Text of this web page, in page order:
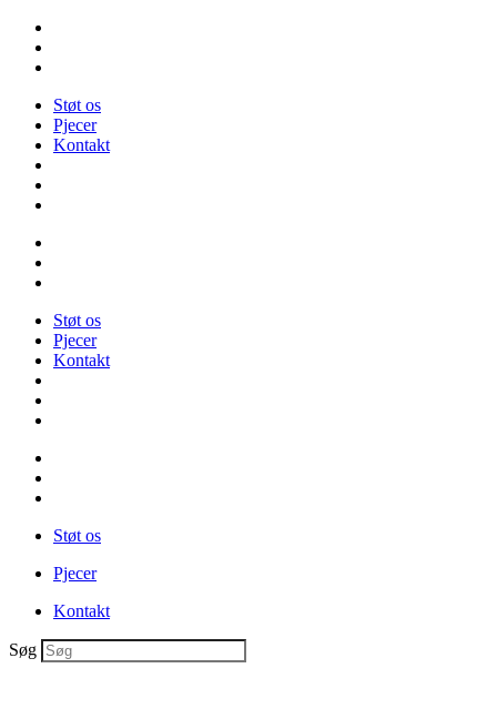
Videre
indhold
Støt os
Pjecer
Kontakt
Støt os
Pjecer
Kontakt
Støt os
Pjecer
Kontakt
Søg